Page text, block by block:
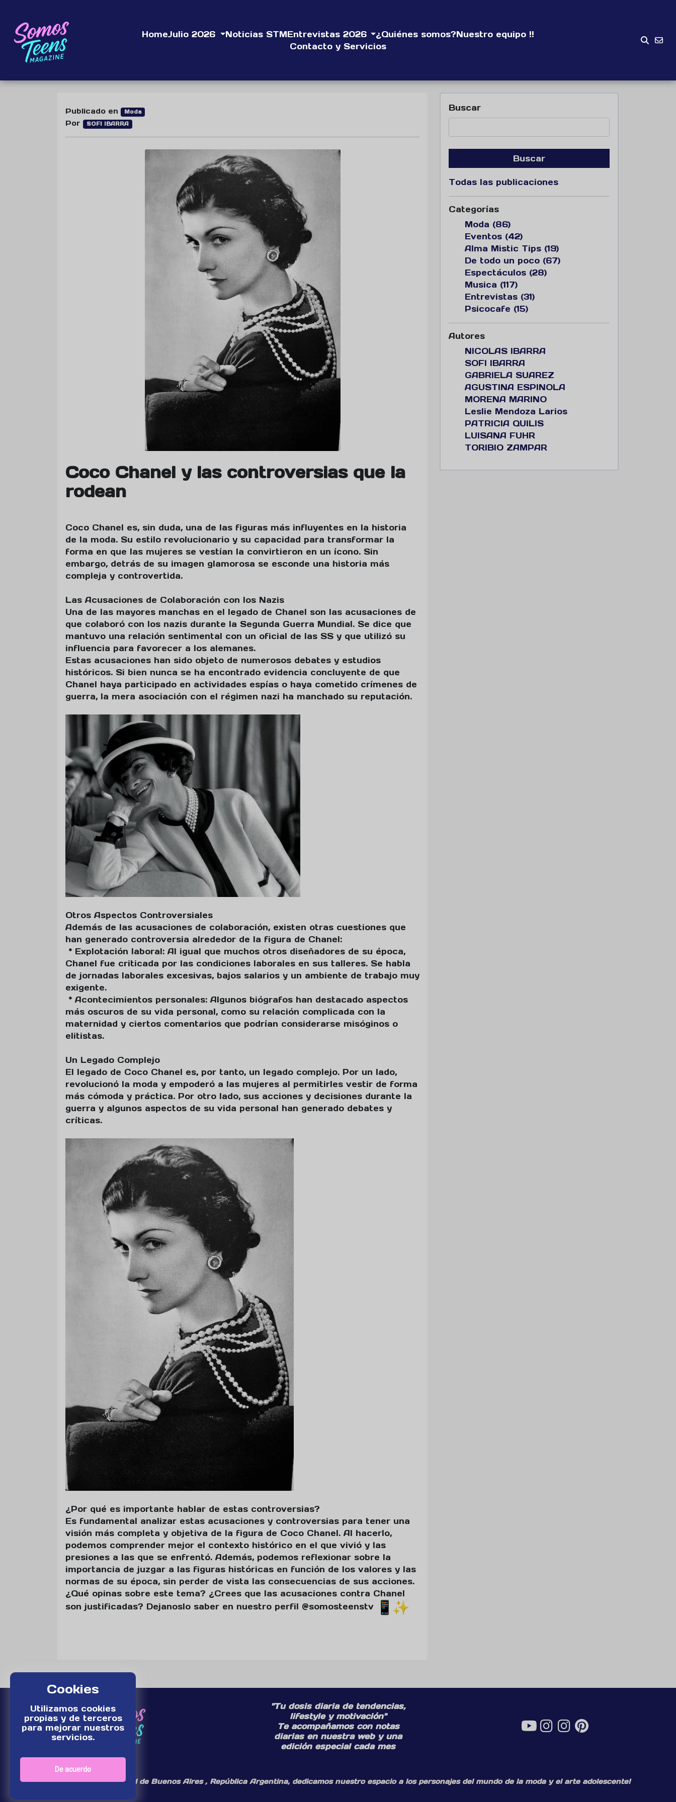
Cookies
Utilizamos cookies
propias y de terceros
para mejorar nuestros
servicios.
De acuerdo
HomeJulio 2026 Noticias STMEntrevistas 2026 ¿Quiénes somos?Nuestro equipo !!
Contacto y Servicios
Publicado en Moda
Por SOFI IBARRA
Coco Chanel y las controversias que la
rodean
Coco Chanel es, sin duda, una de las figuras más influyentes en la historia
de la moda. Su estilo revolucionario y su capacidad para transformar la
forma en que las mujeres se vestían la convirtieron en un ícono. Sin
embargo, detrás de su imagen glamorosa se esconde una historia más
compleja y controvertida.
Las Acusaciones de Colaboración con los Nazis
Una de las mayores manchas en el legado de Chanel son las acusaciones de
que colaboró con los nazis durante la Segunda Guerra Mundial. Se dice que
mantuvo una relación sentimental con un oficial de las SS y que utilizó su
influencia para favorecer a los alemanes.
Estas acusaciones han sido objeto de numerosos debates y estudios
históricos. Si bien nunca se ha encontrado evidencia concluyente de que
Chanel haya participado en actividades espías o haya cometido crímenes de
guerra, la mera asociación con el régimen nazi ha manchado su reputación.
Otros Aspectos Controversiales
Además de las acusaciones de colaboración, existen otras cuestiones que
han generado controversia alrededor de la figura de Chanel:
* Explotación laboral: Al igual que muchos otros diseñadores de su época,
Chanel fue criticada por las condiciones laborales en sus talleres. Se habla
de jornadas laborales excesivas, bajos salarios y un ambiente de trabajo muy
exigente.
* Acontecimientos personales: Algunos biógrafos han destacado aspectos
más oscuros de su vida personal, como su relación complicada con la
maternidad y ciertos comentarios que podrían considerarse misóginos o
elitistas.
Un Legado Complejo
El legado de Coco Chanel es, por tanto, un legado complejo. Por un lado,
revolucionó la moda y empoderó a las mujeres al permitirles vestir de forma
más cómoda y práctica. Por otro lado, sus acciones y decisiones durante la
guerra y algunos aspectos de su vida personal han generado debates y
críticas.
¿Por qué es importante hablar de estas controversias?
Es fundamental analizar estas acusaciones y controversias para tener una
visión más completa y objetiva de la figura de Coco Chanel. Al hacerlo,
podemos comprender mejor el contexto histórico en el que vivió y las
presiones a las que se enfrentó. Además, podemos reflexionar sobre la
importancia de juzgar a las figuras históricas en función de los valores y las
normas de su época, sin perder de vista las consecuencias de sus acciones.
¿Qué opinas sobre este tema? ¿Crees que las acusaciones contra Chanel
son justificadas? Dejanoslo saber en nuestro perfil @somosteenstv
Buscar
Buscar
Todas las publicaciones
Categorías
Moda (86)
Eventos (42)
Alma Mistic Tips (19)
De todo un poco (67)
Espectáculos (28)
Musica (117)
Entrevistas (31)
Psicocafe (15)
Autores
NICOLAS IBARRA
SOFI IBARRA
GABRIELA SUAREZ
AGUSTINA ESPINOLA
MORENA MARINO
Leslie Mendoza Larios
PATRICIA QUILIS
LUISANA FUHR
TORIBIO ZAMPAR
"Tu dosis diaria de tendencias,
lifestyle y motivación"
Te acompañamos con notas
diarias en nuestra web y una
edición especial cada mes
¡Somos un medio digital de Buenos Aires , República Argentina, dedicamos nuestro espacio a los personajes del mundo de la moda y el arte adolescente!